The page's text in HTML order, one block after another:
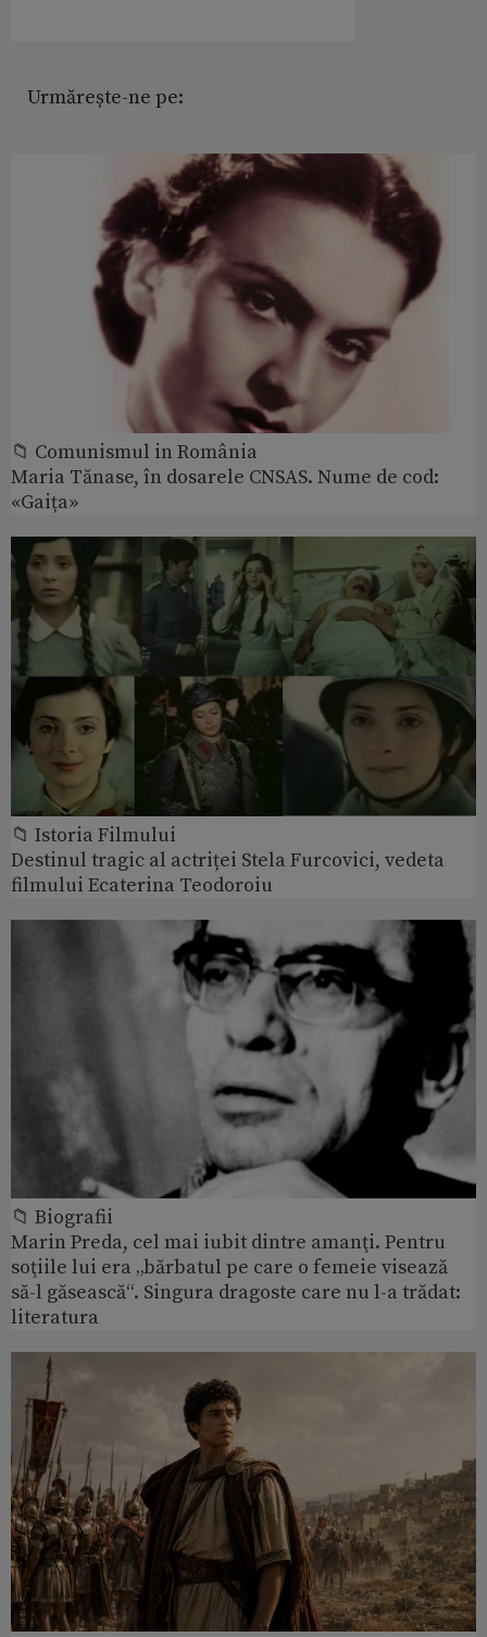
Urmărește-ne pe:
📁 Comunismul in România
Maria Tănase, în dosarele CNSAS. Nume de cod:
«Gaița»
📁 Istoria Filmului
Destinul tragic al actriței Stela Furcovici, vedeta
filmului Ecaterina Teodoroiu
📁 Biografii
Marin Preda, cel mai iubit dintre amanţi. Pentru
soţiile lui era „bărbatul pe care o femeie visează
să-l găsească“. Singura dragoste care nu l-a trădat:
literatura